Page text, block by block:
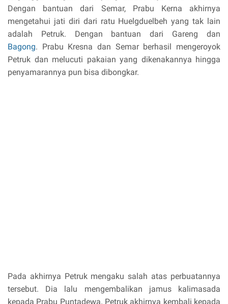
Dengan bantuan dari Semar, Prabu Kerna akhirnya
mengetahui jati diri dari ratu Huelgduelbeh yang tak lain
adalah Petruk. Dengan bantuan dari Gareng dan
Bagong. Prabu Kresna dan Semar berhasil mengeroyok
Petruk dan melucuti pakaian yang dikenakannya hingga
penyamarannya pun bisa dibongkar.
Pada akhirnya Petruk mengaku salah atas perbuatannya
tersebut. Dia lalu mengembalikan jamus kalimasada
kepada Prabu Puntadewa. Petruk akhirnya kembali kepada